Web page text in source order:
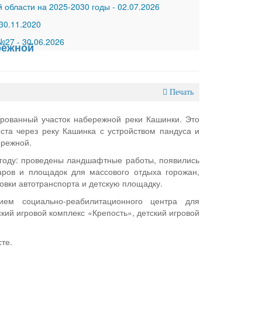
области на 2025-2030 годы - 02.07.2026
- 30.06.2026
Печать
участок набережной реки Кашинки. Это
через реку Кашинка с устройством пандуса и
проведены ландшафтные работы, появились
и площадок для массового отдыха горожан,
автотранспорта и детскую площадку.
социально-реабилитационного центра для
игровой комплекс «Крепость», детский игровой